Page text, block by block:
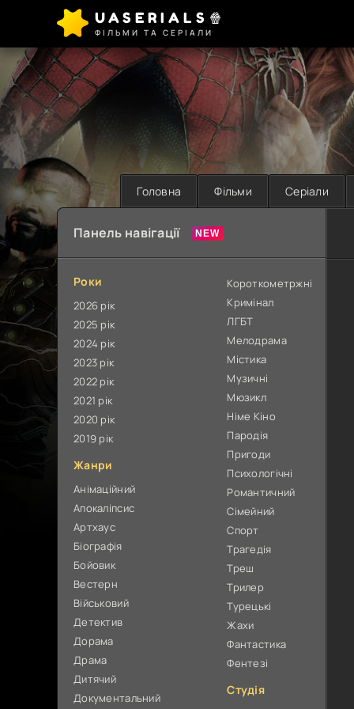
UASERIALS🍿
ФІЛЬМИ ТА СЕРІАЛИ
Головна Фільми Серіали
Панель навігації
Роки
2026 рік
2025 рік
2024 рік
2023 рік
2022 рік
2021 рік
2020 рік
2019 рік
Жанри
Анімаційний
Апокаліпсис
Артхаус
Біографія
Бойовик
Вестерн
Військовий
Детектив
Дорама
Драма
Дитячий
Документальний
Короткометржні
Кримінал
ЛГБТ
Мелодрама
Містика
Музичні
Мюзикл
Німе Кіно
Пародія
Пригоди
Психологічні
Романтичний
Сімейний
Спорт
Трагедія
Треш
Трилер
Турецькі
Жахи
Фантастика
Фентезі
Студія